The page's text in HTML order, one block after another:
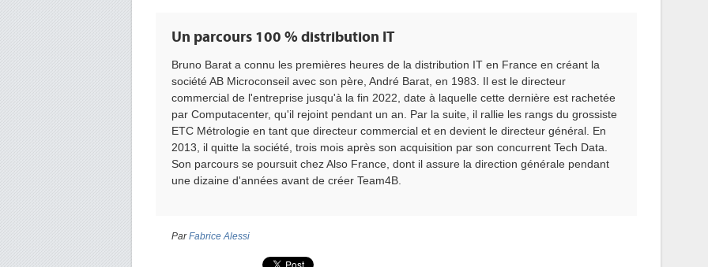
Un parcours 100 % distribution IT
Bruno Barat a connu les premières heures de la distribution IT en France en créant la
société AB Microconseil avec son père, André Barat , en 1983.
Il est le directeur
commercial de l'entreprise jusqu'à la fin 2022, date à laquelle cette dernière est rachetée
par Computacenter, qu'il rejoint pendant un an.
Par la suite, il rallie les rangs du grossiste
ETC Métrologie en tant que directeur commercial et en devient le directeur général. En
2013, il quitte la société, trois mois après son acquisition par son concurrent Tech Data.
Son parcours se poursuit chezAlso France, dont il assure la direction générale pendant
une dizaine d'années avant de créer Team4B
ParFabrice Alessi